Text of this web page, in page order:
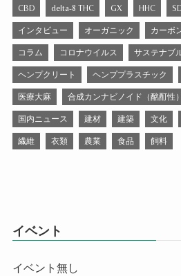
CBD delta-8 THC GX HHC
インタビュー オーガニック カーボ
コラム コロナウイルス サステナブ
ヘンプクリート ヘンププラスチック
医療大麻 合成カンナビノイド（酩酊性）
国内ニュース 建材 建築 文化
繊維 衣類 農業 食品 飼料
イベント
イベント無し